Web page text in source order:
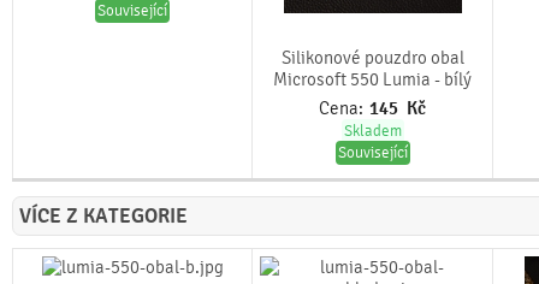
Související
Silikonové pouzdro obal
Microsoft 550 Lumia - bílý
Cena: 145 Kč
Skladem
Související
VÍCE Z KATEGORIE